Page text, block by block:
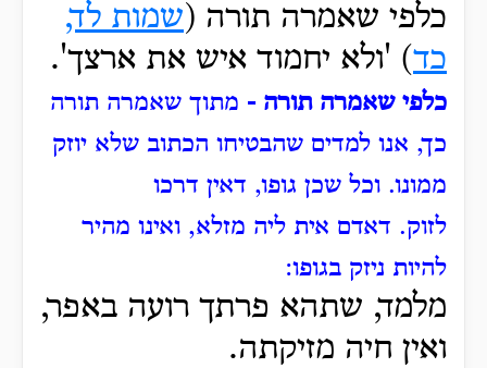
כלפי שאמרה תורה (שמות לד,
כד) 'ולא יחמוד איש את ארצך'.
כלפי שאמרה תורה - מתוך שאמרה תורה
כך, אנו למדים שהבטיחו הכתוב שלא יוזק
ממונו. וכל שכן גופו, דאין דרכו
לזוק. דאדם אית ליה מזלא, ואינו מהיר
להיות ניזק בגופו:
מלמד, שתהא פרתך רועה באפר,
ואין חיה מזיקתה.